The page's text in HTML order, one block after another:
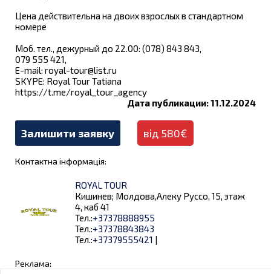
Цена действительна на двоих взрослых в стандартном
номере
Моб. тел., дежурный до 22.00: (078) 843 843,
079 555 421,
E-mail: royal-tour@list.ru
SKYPE: Royal Tour Tatianа
https://t.me/royal_tour_agency
Дата публикации: 11.12.2024
Залишити заявку від 580€
Контактна інформація:
ROYAL TOUR
Кишинев; Молдова,Алеку Руссо, 15, этаж
4, каб 41
Тел.:+37378888955
Тел.:+37378843843
Тел.:+37379555421 |
Реклама: